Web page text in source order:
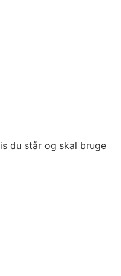
du står og skal bruge